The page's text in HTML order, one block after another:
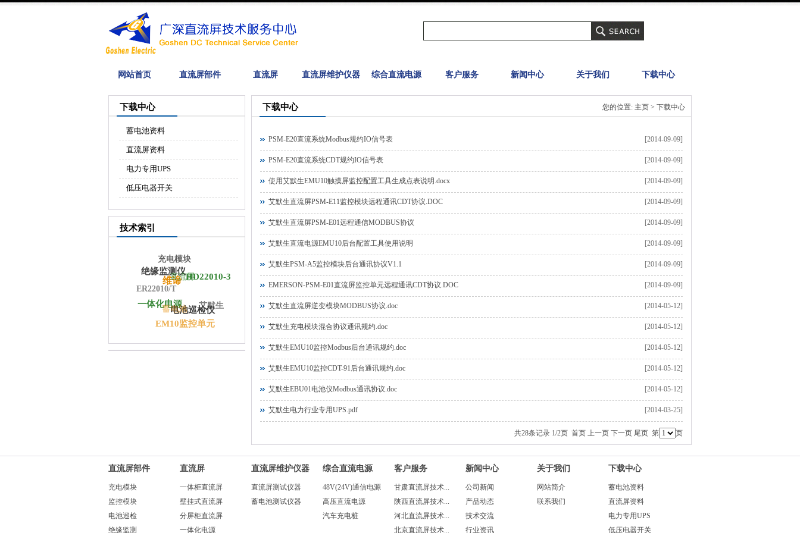
网站首页 直流屏部件 直流屏 直流屏维护仪器 综合直流电源 客户服务 新闻中心 关于我们 下载中心
下载中心
蓄电池资料
直流屏资料
电力专用UPS
低压电器开关
技术索引
一体化电源
EM10监控单元
电池巡检仪
维谛
绝缘监测仪
ER22010/T
蓄电池 艾默生
HD22010-3
充电模块
直流屏
下载中心 您的位置: 主页 > 下载中心
PSM-E20直流系统Modbus规约IO信号表 [2014-09-09]
PSM-E20直流系统CDT规约IO信号表 [2014-09-09]
使用艾默生EMU10触摸屏监控配置工具生成点表说明.docx [2014-09-09]
艾默生直流屏PSM-E11监控模块远程通讯CDT协议.DOC [2014-09-09]
艾默生直流屏PSM-E01远程通信MODBUS协议 [2014-09-09]
艾默生直流电源EMU10后台配置工具使用说明 [2014-09-09]
艾默生PSM-A5监控模块后台通讯协议V1.1 [2014-09-09]
EMERSON-PSM-E01直流屏监控单元远程通讯CDT协议.DOC [2014-09-09]
艾默生直流屏逆变模块MODBUS协议.doc [2014-05-12]
艾默生充电模块混合协议通讯规约.doc [2014-05-12]
艾默生EMU10监控Modbus后台通讯规约.doc [2014-05-12]
艾默生EMU10监控CDT-91后台通讯规约.doc [2014-05-12]
艾默生EBU01电池仪Modbus通讯协议.doc [2014-05-12]
艾默生电力行业专用UPS.pdf [2014-03-25]
共28条记录 1/2页 首页 上一页 下一页 尾页 第 页
直流屏部件
充电模块
监控模块
电池巡检
绝缘监测
直流屏
一体柜直流屏
壁挂式直流屏
分屏柜直流屏
一体化电源
直流屏维护仪器
直流屏测试仪器
蓄电池测试仪器
综合直流电源
48V(24V)通信电源
高压直流电源
汽车充电桩
客户服务
甘肃直流屏技术...
陕西直流屏技术...
河北直流屏技术...
北京直流屏技术...
新闻中心
公司新闻
产品动态
技术交流
行业资讯
关于我们
网站简介
联系我们
下载中心
蓄电池资料
直流屏资料
电力专用UPS
低压电器开关